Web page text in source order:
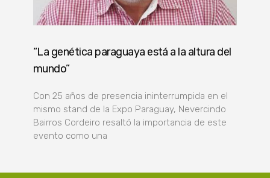
“La genética paraguaya está a la altura del
mundo”
Con 25 años de presencia ininterrumpida en el
mismo stand de la Expo Paraguay, Nevercindo
Bairros Cordeiro resaltó la importancia de este
evento como una